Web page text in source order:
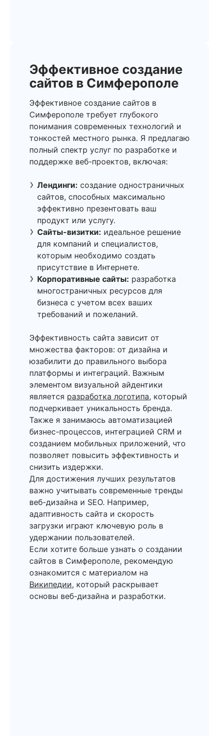
Эффективное создание
сайтов в Симферополе
Эффективное создание сайтов в
Симферополе требует глубокого
понимания современных технологий и
тонкостей местного рынка. Я предлагаю
полный спектр услуг по разработке и
поддержке веб-проектов, включая:
Лендинги: создание одностраничных
сайтов, способных максимально
эффективно презентовать ваш
продукт или услугу.
Сайты-визитки: идеальное решение
для компаний и специалистов,
которым необходимо создать
присутствие в Интернете.
Корпоративные сайты: разработка
многостраничных ресурсов для
бизнеса с учетом всех ваших
требований и пожеланий.
Эффективность сайта зависит от
множества факторов: от дизайна и
юзабилити до правильного выбора
платформы и интеграций. Важным
элементом визуальной айдентики
является разработка логотипа, который
подчеркивает уникальность бренда.
Также я занимаюсь автоматизацией
бизнес-процессов, интеграцией CRM и
созданием мобильных приложений, что
позволяет повысить эффективность и
снизить издержки.
Для достижения лучших результатов
важно учитывать современные тренды
веб-дизайна и SEO. Например,
адаптивность сайта и скорость
загрузки играют ключевую роль в
удержании пользователей.
Если хотите больше узнать о создании
сайтов в Симферополе, рекомендую
ознакомится с материалом на
Википедии, который раскрывает
основы веб-дизайна и разработки.